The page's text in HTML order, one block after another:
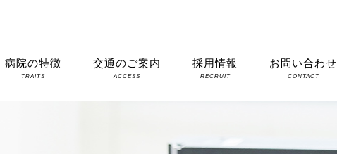
お問い合わせ
CONTACT
採用情報
RECRUIT
交通のご案内
ACCESS
病院の特徴
TRAITS